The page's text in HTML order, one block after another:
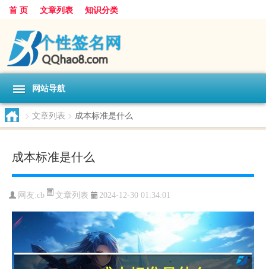
首 页 文章列表 知识分类
网站导航
> 文章列表 > 成本标准是什么
成本标准是什么
网友:cb 文章列表 2024-12-30 01:34:01